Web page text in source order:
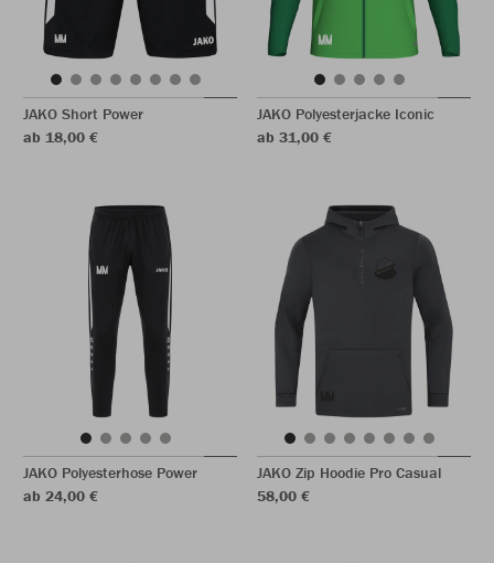
JAKO Short Power
ab 18,00 €
JAKO Polyesterjacke Iconic
ab 31,00 €
JAKO Polyesterhose Power
ab 24,00 €
JAKO Zip Hoodie Pro Casual
58,00 €